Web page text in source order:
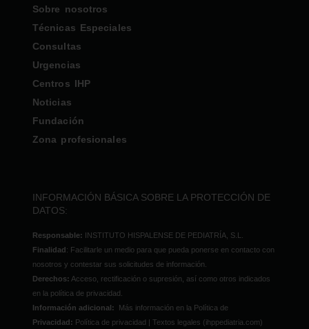
Sobre nosotros
Técnicas Especiales
Consultas
Urgencias
Centros IHP
Noticias
Fundación
Zona profesionales
INFORMACIÓN BÁSICA SOBRE LA PROTECCIÓN DE
DATOS:
Responsable: INSTITUTO HISPALENSE DE PEDIATRÍA, S.L.
Finalidad: Facilitarle un medio para que pueda ponerse en contacto con
nosotros y contestar sus solicitudes de información.
Derechos: Acceso, rectificación o supresión, así como otros indicados
en la política de privacidad.
Información adicional: Más información en la Política de
Privacidad: Política de privacidad | Textos legales (ihppediatria.com)